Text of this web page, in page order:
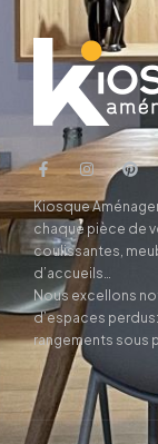
Kiosque
chaque pièce de
coulissantes,
d’accueils…
Nous excellons
d’espaces
rangements sous